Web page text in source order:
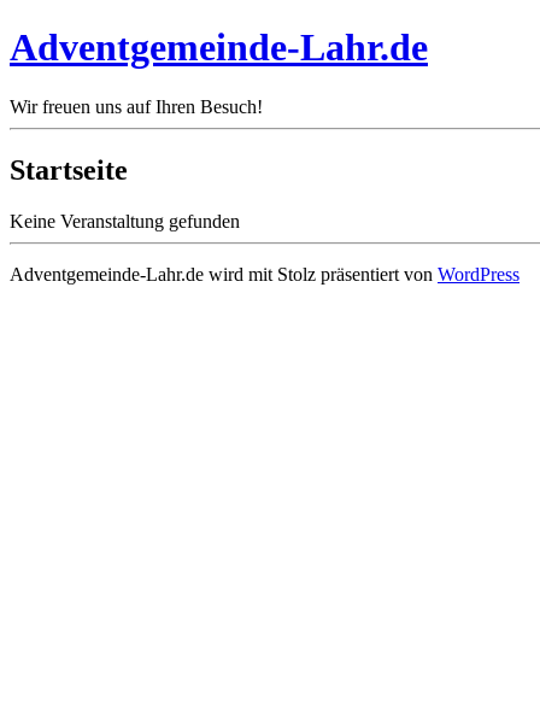
Adventgemeinde-Lahr.de
Wir freuen uns auf Ihren Besuch!
Startseite
Keine Veranstaltung gefunden
Adventgemeinde-Lahr.de wird mit Stolz präsentiert von WordPress